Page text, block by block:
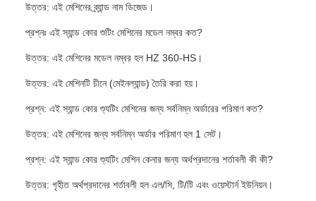
উত্তর: এই মেশিনের ব্র্যান্ড নাম ডিজেড।
প্রশ্নঃ এই ​​স্যান্ড কোর শুটিং মেশিনের মডেল নম্বর কত?
উত্তর: এই মেশিনের মডেল নম্বর হল HZ 360-HS।
উত্তর: এই মেশিনটি চীনে (মেইনল্যান্ড) তৈরি করা হয়।
প্রশ্ন: এই স্যান্ড কোর শ্যুটিং মেশিনের জন্য সর্বনিম্ন অর্ডারের পরিমাণ কত?
উত্তর: এই মেশিনের জন্য সর্বনিম্ন অর্ডার পরিমাণ হল 1 সেট।
প্রশ্ন: এই স্যান্ড কোর শ্যুটিং মেশিন কেনার জন্য অর্থপ্রদানের শর্তাবলী কী কী?
উত্তর: গৃহীত অর্থপ্রদানের শর্তাবলী হল এল/সি, টি/টি এবং ওয়েস্টার্ন ইউনিয়ন।